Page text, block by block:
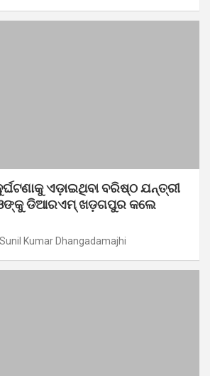
ଏଡ଼ାଇଥିବା ବରିଷ୍ଠ ଯନ୍ତ୍ରୀ
ଡିଆରଏମ୍ ଖଡ଼ଗପୁର କଲେ
Sunil Kumar Dhangadamajhi